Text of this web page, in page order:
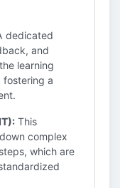
dedicated
and
learning
fostering a
This
complex
which are